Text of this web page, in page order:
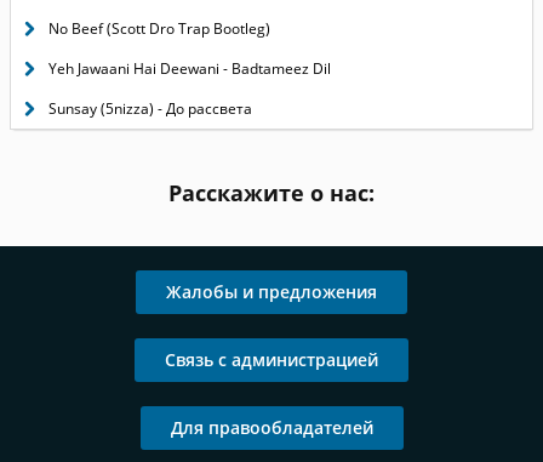
No Beef (Scott Dro Trap Bootleg)
Yeh Jawaani Hai Deewani - Badtameez Dil
Sunsay (5nizza) - До рассвета
Расскажите о нас:
Жалобы и предложения
Связь с администрацией
Для правообладателей